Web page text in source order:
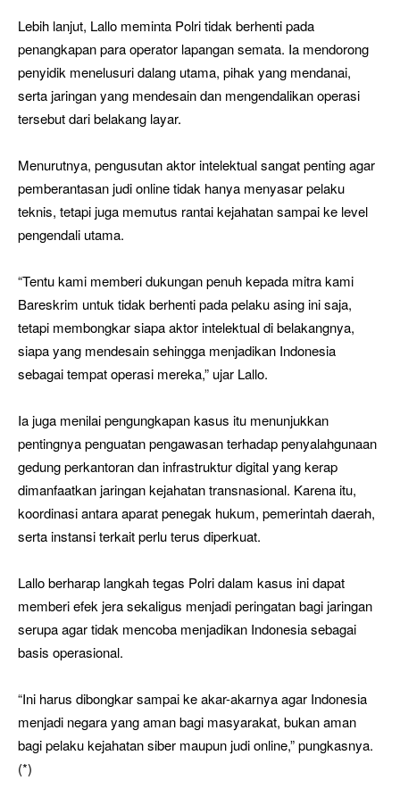
Lebih lanjut, Lallo meminta Polri tidak berhenti pada
penangkapan para operator lapangan semata. Ia mendorong
penyidik menelusuri dalang utama, pihak yang mendanai,
serta jaringan yang mendesain dan mengendalikan operasi
tersebut dari belakang layar.
Menurutnya, pengusutan aktor intelektual sangat penting agar
pemberantasan judi online tidak hanya menyasar pelaku
teknis, tetapi juga memutus rantai kejahatan sampai ke level
pengendali utama.
“Tentu kami memberi dukungan penuh kepada mitra kami
Bareskrim untuk tidak berhenti pada pelaku asing ini saja,
tetapi membongkar siapa aktor intelektual di belakangnya,
siapa yang mendesain sehingga menjadikan Indonesia
sebagai tempat operasi mereka,” ujar Lallo.
Ia juga menilai pengungkapan kasus itu menunjukkan
pentingnya penguatan pengawasan terhadap penyalahgunaan
gedung perkantoran dan infrastruktur digital yang kerap
dimanfaatkan jaringan kejahatan transnasional. Karena itu,
koordinasi antara aparat penegak hukum, pemerintah daerah,
serta instansi terkait perlu terus diperkuat.
Lallo berharap langkah tegas Polri dalam kasus ini dapat
memberi efek jera sekaligus menjadi peringatan bagi jaringan
serupa agar tidak mencoba menjadikan Indonesia sebagai
basis operasional.
“Ini harus dibongkar sampai ke akar-akarnya agar Indonesia
menjadi negara yang aman bagi masyarakat, bukan aman
bagi pelaku kejahatan siber maupun judi online,” pungkasnya.
(*)